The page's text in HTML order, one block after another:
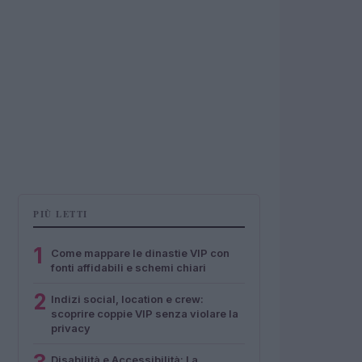
PIÙ LETTI
1
Come mappare le dinastie VIP con
fonti affidabili e schemi chiari
2 Indizi social, location e crew:
scoprire coppie VIP senza violare la
privacy